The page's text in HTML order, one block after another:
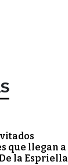
que llegan a
la Espriella